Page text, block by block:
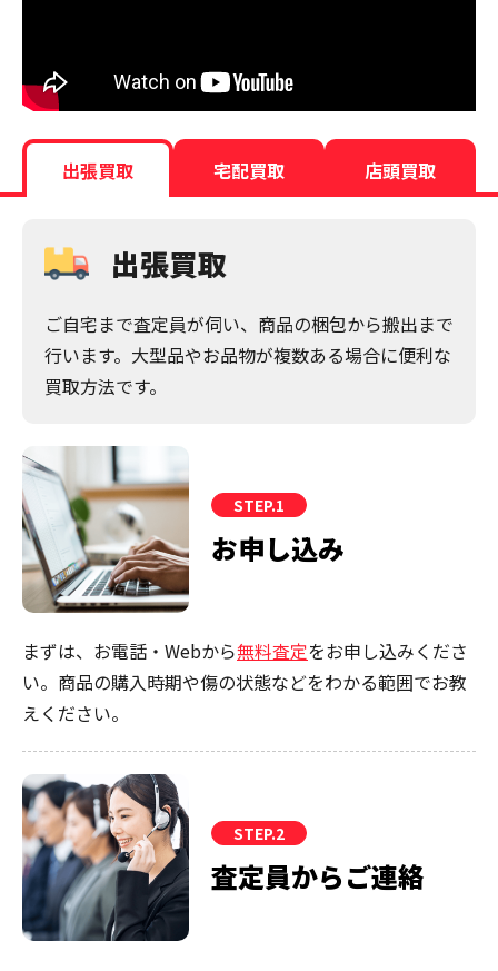
出張買取 宅配買取 店頭買取
出張買取
ご自宅まで査定員が伺い、商品の梱包から搬出まで
行います。大型品やお品物が複数ある場合に便利な
買取方法です。
STEP.1
お申し込み
まずは、お電話・Webから無料査定をお申し込みくださ
い。商品の購入時期や傷の状態などをわかる範囲でお教
えください。
STEP.2
査定員からご連絡